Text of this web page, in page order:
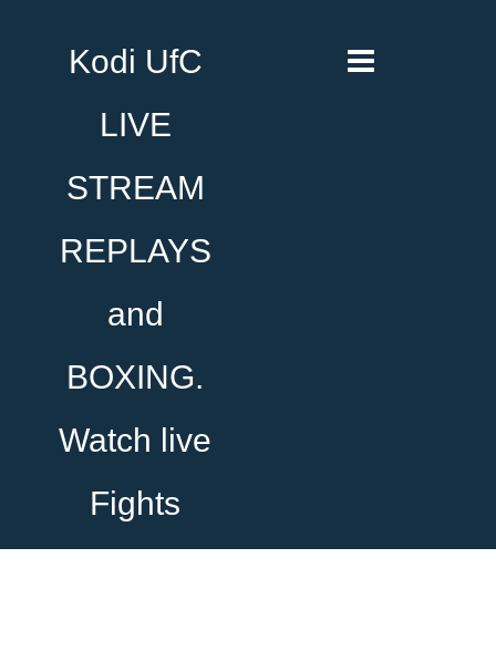
Kodi UfC
LIVE
STREAM
REPLAYS
and
BOXING.
Watch live
Fights